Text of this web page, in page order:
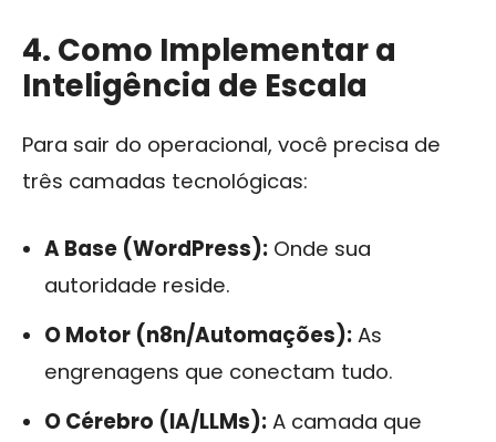
4. Como Implementar a
Inteligência de Escala
Para sair do operacional, você precisa de
três camadas tecnológicas:
A Base (WordPress): Onde sua
autoridade reside.
O Motor (n8n/Automações): As
engrenagens que conectam tudo.
O Cérebro (IA/LLMs): A camada que